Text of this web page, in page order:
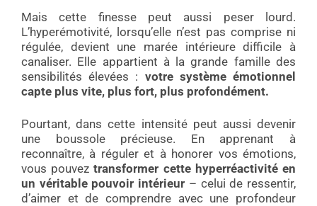
Mais cette finesse peut aussi peser lourd.
L’hyperémotivité, lorsqu’elle n’est pas comprise ni
régulée, devient une marée intérieure difficile à
canaliser. Elle appartient à la grande famille des
sensibilités élevées : votre système émotionnel
capte plus vite, plus fort, plus profondément.
Pourtant, dans cette intensité peut aussi devenir
une boussole précieuse. En apprenant à
reconnaître, à réguler et à honorer vos émotions,
vous pouveztransformer cette hyperréactivité en
un véritable pouvoir intérieur – celui de ressentir,
d’aimer et de comprendre avec une profondeur